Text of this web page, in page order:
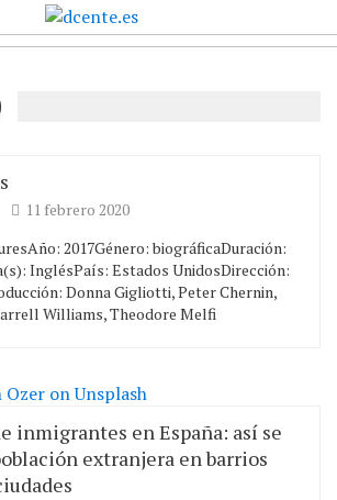
11 febrero 2020
2017Género: biográficaDuración:
InglésPaís: Estados UnidosDirección:
Donna Gigliotti, Peter Chernin,
Williams, Theodore Melfi
inmigrantes en España: así se
extranjera en barrios